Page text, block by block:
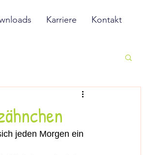
Karriere Kontakt
jeden Morgen ein